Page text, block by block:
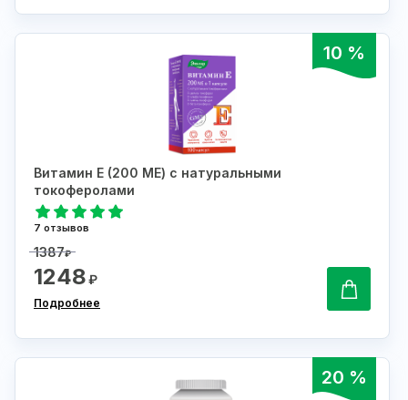
10 %
Витамин Е (200 МЕ) с натуральными
токоферолами
7 отзывов
1387₽
1248₽
Подробнее
20 %